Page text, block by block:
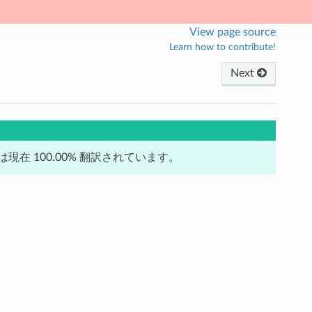
View page source
Learn how to contribute!
Next
在 100.00% 翻訳されています。